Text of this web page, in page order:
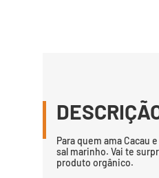
Para quem ama Cacau
sal marinho. Vai te
produto orgânico.